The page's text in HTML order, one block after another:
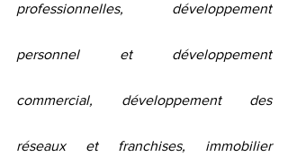
professionnelles, développement
personnel et développement
commercial, développement des
réseaux et franchises, immobilier